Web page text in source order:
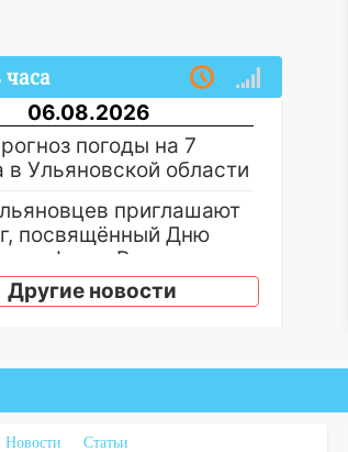
06.08.2026
погоды на 7
в Ульяновской области
приглашают
посвящённый Дню
флота России
области
своего сотрудник
едут звезды
Другие новости
Новости
Статьи